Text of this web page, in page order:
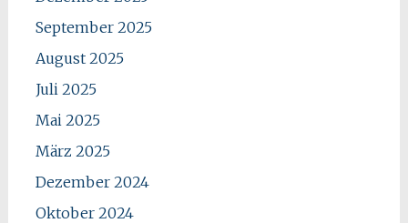
September 2025
August 2025
Juli 2025
Mai 2025
März 2025
Dezember 2024
Oktober 2024